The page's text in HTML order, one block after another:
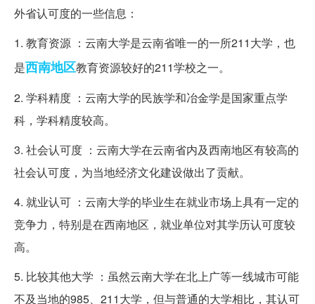
外省认可度的一些信息：
1. 教育资源 ：云南大学是云南省唯一的一所211大学，也
是西南地区教育资源较好的211学校之一。
2. 学科精度 ：云南大学的民族学和冶金学是国家重点学
科，学科精度较高。
3. 社会认可度 ：云南大学在云南省内及西南地区有较高的
社会认可度，为当地经济文化建设做出了贡献。
4. 就业认可 ：云南大学的毕业生在就业市场上具有一定的
竞争力，特别是在西南地区，就业单位对其学历认可度较
高。
5. 比较其他大学 ：虽然云南大学在北上广等一线城市可能
不及当地的985、211大学，但与普通的大学相比，其认可